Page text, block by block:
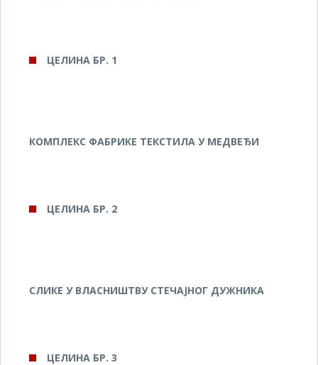
ЦЕЛИНА БР. 1
КОМПЛЕКС ФАБРИКЕ TЕКСТИЛА У МЕДВЕЂИ
ЦЕЛИНА БР. 2
СЛИКЕ У ВЛАСНИШТВУ СТЕЧАЈНОГ ДУЖНИКА
ЦЕЛИНА БР. 3